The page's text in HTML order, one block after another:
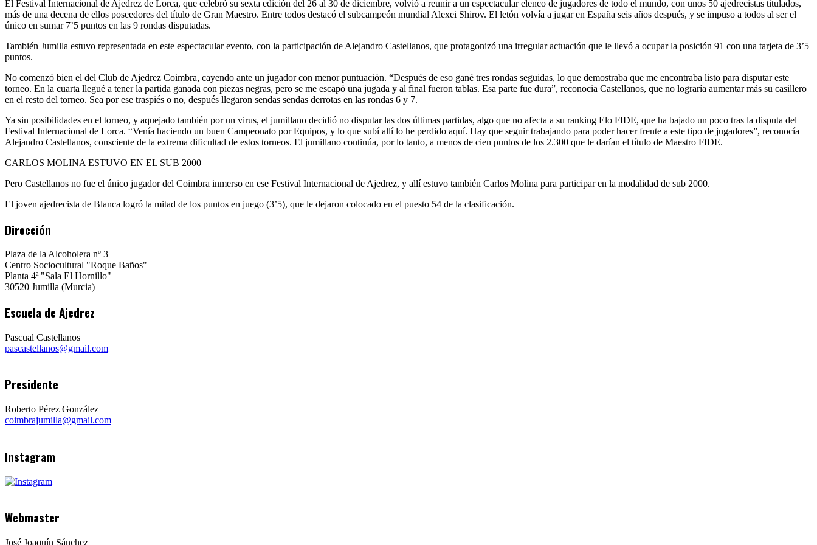
El Festival Internacional de Ajedrez de Lorca, que celebró su sexta edición del 26 al 30 de diciembre, volvió a reunir a un espectacular elenco de jugadores de todo el mundo, con unos 50 ajedrecistas titulados,
más de una decena de ellos poseedores del título de Gran Maestro. Entre todos destacó el subcampeón mundial Alexei Shirov. El letón volvía a jugar en España seis años después, y se impuso a todos al ser el
único en sumar 7’5 puntos en las 9 rondas disputadas.
También Jumilla estuvo representada en este espectacular evento, con la participación de Alejandro Castellanos, que protagonizó una irregular actuación que le llevó a ocupar la posición 91 con una tarjeta de 3’5
puntos.
No comenzó bien el del Club de Ajedrez Coimbra, cayendo ante un jugador con menor puntuación. “Después de eso gané tres rondas seguidas, lo que demostraba que me encontraba listo para disputar este
torneo. En la cuarta llegué a tener la partida ganada con piezas negras, pero se me escapó una jugada y al final fueron tablas. Esa parte fue dura”, reconocia Castellanos, que no lograría aumentar más su casillero
en el resto del torneo. Sea por ese traspiés o no, después llegaron sendas sendas derrotas en las rondas 6 y 7.
Ya sin posibilidades en el torneo, y aquejado también por un virus, el jumillano decidió no disputar las dos últimas partidas, algo que no afecta a su ranking Elo FIDE, que ha bajado un poco tras la disputa del
Festival Internacional de Lorca. “Venía haciendo un buen Campeonato por Equipos, y lo que subí allí lo he perdido aquí. Hay que seguir trabajando para poder hacer frente a este tipo de jugadores”, reconocía
Alejandro Castellanos, consciente de la extrema dificultad de estos torneos. El jumillano continúa, por lo tanto, a menos de cien puntos de los 2.300 que le darían el título de Maestro FIDE.
CARLOS MOLINA ESTUVO EN EL SUB 2000
Pero Castellanos no fue el único jugador del Coimbra inmerso en ese Festival Internacional de Ajedrez, y allí estuvo también Carlos Molina para participar en la modalidad de sub 2000.
El joven ajedrecista de Blanca logró la mitad de los puntos en juego (3’5), que le dejaron colocado en el puesto 54 de la clasificación.
Dirección
Plaza de la Alcoholera nº 3
Centro Sociocultural "Roque Baños"
Planta 4ª "Sala El Hornillo"
30520 Jumilla (Murcia)
Escuela de Ajedrez
Pascual Castellanos
pascastellanos@gmail.com
Presidente
Roberto Pérez González
coimbrajumilla@gmail.com
Instagram
Webmaster
José Joaquín Sánchez